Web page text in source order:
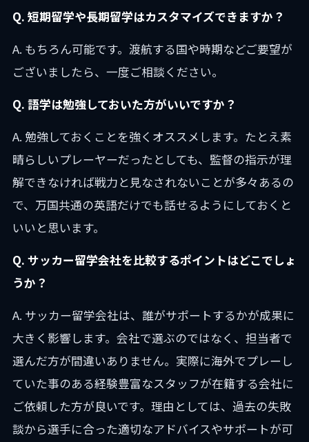
Q. 短期留学や長期留学はカスタマイズできますか？
A. もちろん可能です。渡航する国や時期などご要望が
ございましたら、一度ご相談ください。
Q. 語学は勉強しておいた方がいいですか？
A. 勉強しておくことを強くオススメします。たとえ素
晴らしいプレーヤーだったとしても、監督の指示が理
解できなければ戦力と見なされないことが多々あるの
で、万国共通の英語だけでも話せるようにしておくと
いいと思います。
Q. サッカー留学会社を比較するポイントはどこでしょ
うか？
A. サッカー留学会社は、誰がサポートするかが成果に
大きく影響します。会社で選ぶのではなく、担当者で
選んだ方が間違いありません。実際に海外でプレーし
ていた事のある経験豊富なスタッフが在籍する会社に
ご依頼した方が良いです。理由としては、過去の失敗
談から選手に合った適切なアドバイスやサポートが可